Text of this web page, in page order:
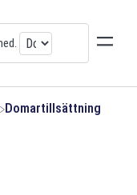
​Domartillsättning